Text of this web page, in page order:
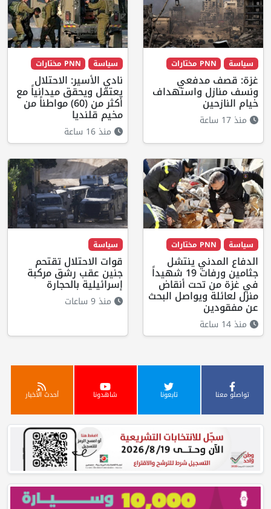
سياسة PNN مختارات
غزة: قصف مدفعي
ونسف منازل واستهداف
خيام النازحين
منذ 17 ساعة
سياسة PNN مختارات
نادي الأسير: الاحتلال
يعتقل ويحقق ميدانياً مع
أكثر من (60) مواطناً من
مخيم قلنديا
منذ 16 ساعة
سياسة PNN مختارات
الدفاع المدني ينتشل
جثامين ورفات 19 شهيداً
في غزة من تحت أنقاض
منزل لعائلة ويواصل البحث
عن مفقودين
منذ 14 ساعة
سياسة
قوات الاحتلال تقتحم
جنين عقب رشق مركبة
إسرائيلية بالحجارة
منذ 9 ساعات
تواصلو معنا تابعونا شاهدونا أحدث الأخبار